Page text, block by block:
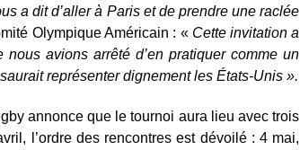
a dit d’aller à Paris et de prendre une raclée
Olympique Américain : « Cette invitation a
avions arrêté d’en pratiquer comme un
représenter dignement les États-Unis ».
annonce que le tournoi aura lieu avec trois
l’ordre des rencontres est dévoilé : 4 mai,